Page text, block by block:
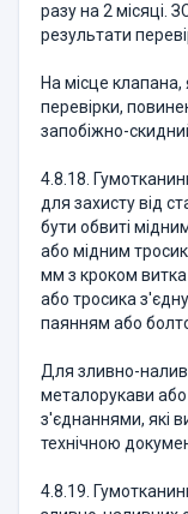
разу на 2 місяці.
результати
На місце
перевірки,
запобіжно-
4.8.18.
для захисту від
бути обвиті
або мідним
мм з кроком
або тросика
паянням або
Для зливно-
металорукави
з'єднаннями, які
технічною
4.8.19.